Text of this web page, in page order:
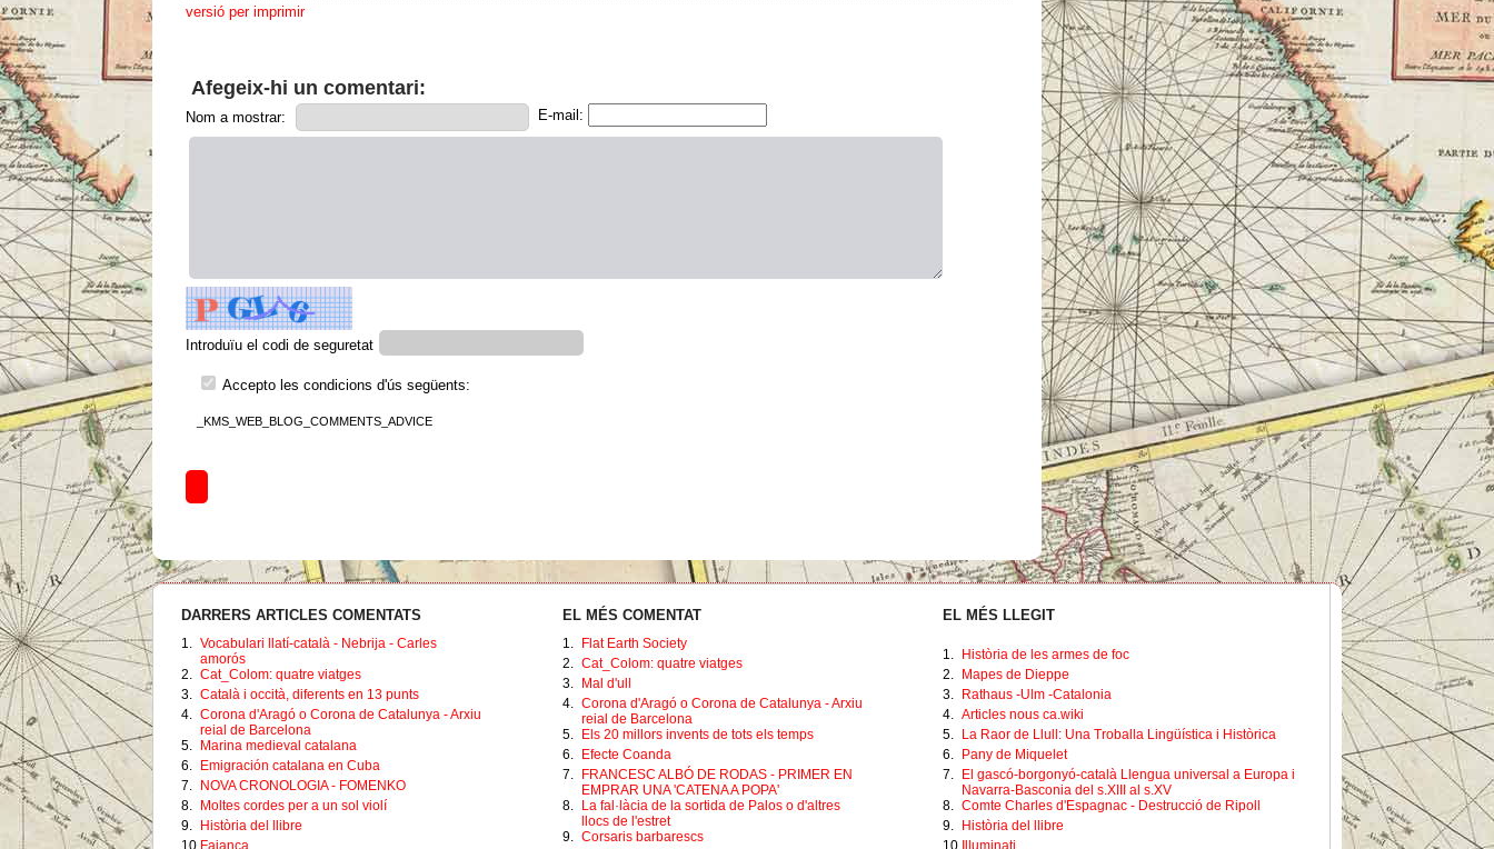
versió per imprimir
Afegeix-hi un comentari:
Nom a mostrar: E-mail:
Introduïu el codi de seguretat
Accepto les condicions d'ús següents:
_KMS_WEB_BLOG_COMMENTS_ADVICE
DARRERS ARTICLES COMENTATS
1. Vocabulari llatí-català - Nebrija - Carles
amorós
2. Cat_Colom: quatre viatges
3. Català i occità, diferents en 13 punts
4. Corona d'Aragó o Corona de Catalunya - Arxiu
reial de Barcelona
5.
Marina medieval catalana
6.
Emigración catalana en Cuba
7.
NOVA CRONOLOGIA - FOMENKO
8.
Moltes cordes per a un sol violí
9.
Història del llibre
10. Faiança
EL MÉS COMENTAT
1.
Flat Earth Society
2. Cat_Colom: quatre viatges
3.
Mal d'ull
4. Corona d'Aragó o Corona de Catalunya - Arxiu
reial de Barcelona
5.
Els 20 millors invents de tots els temps
6.
Efecte Coanda
7.
FRANCESC ALBÓ DE RODAS - PRIMER EN
EMPRAR UNA 'CATENA A POPA'
8.
La fal·làcia de la sortida de Palos o d'altres
llocs de l'estret
9. Corsaris barbarescs
EL MÉS LLEGIT
1.
Història de les armes de foc
2.
Mapes de Dieppe
3.
Rathaus -Ulm -Catalonia
4. Articles nous ca.wiki
5.
La Raor de Llull: Una Troballa Lingüística i Històrica
6.
Pany de Miquelet
7.
El gascó-borgonyó-català Llengua universal a Europa i
Navarra-Basconia del s.XIII al s.XV
8. Comte Charles d'Espagnac - Destrucció de Ripoll
9.
Història del llibre
10.
Illuminati